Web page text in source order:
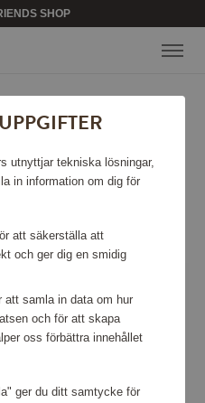
SHOP
/Innovac Modo, HS3-SD
HS3-
utnyttjar tekniska lösningar,
in information om dig för
att säkerställa att
och ger dig en smidig
samla in data om hur
och för att skapa
oss förbättra innehållet
ger du ditt samtycke för